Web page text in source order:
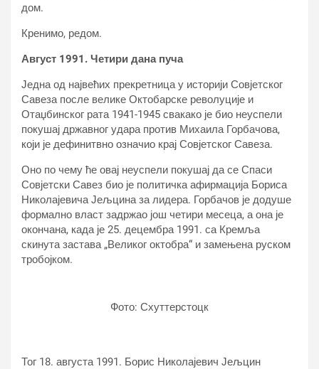
дом.
Кренимо, редом.
Август 1991. Четири дана пуча
Једна од највећих прекретница у историји Совјетског
Савеза после велике Октобарске револуције и
Отаџбинског рата 1941-1945 свакако је био неуспели
покушај државног удара против Михаила Горбачова,
који је дефинитвно означио крај Совјетског Савеза.
Оно по чему ће овај неуспели покушај да се Спаси
Совјетски Савез био је политичка афирмација Бориса
Николајевича Јељцина за лидера. Горбачов је додуше
формално власт задржао још четири месеца, а она је
окончана, када је 25. децембра 1991. са Кремља
скинута застава „Великог октобра“ и замењена руском
тробојком.
Фото: Схуттерстоцк
Тог 18. августа 1991. Борис Николајевич Јељцин